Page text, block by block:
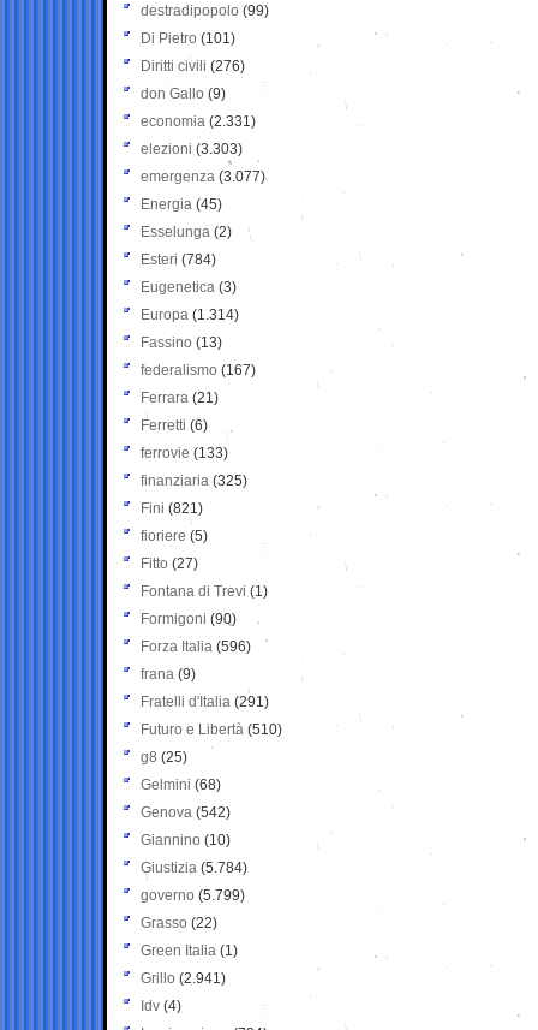
destradipopolo (99)
Di Pietro (101)
Diritti civili (276)
don Gallo (9)
economia (2.331)
elezioni (3.303)
emergenza (3.077)
Energia (45)
Esselunga (2)
Esteri (784)
Eugenetica (3)
Europa (1.314)
Fassino (13)
federalismo (167)
Ferrara (21)
Ferretti (6)
ferrovie (133)
finanziaria (325)
Fini (821)
fioriere (5)
Fitto (27)
Fontana di Trevi (1)
Formigoni (90)
Forza Italia (596)
frana (9)
Fratelli d'Italia (291)
Futuro e Libertà (510)
g8 (25)
Gelmini (68)
Genova (542)
Giannino (10)
Giustizia (5.784)
governo (5.799)
Grasso (22)
Green Italia (1)
Grillo (2.941)
Idv (4)